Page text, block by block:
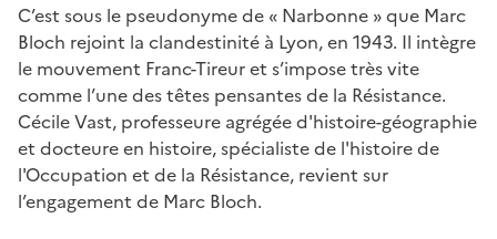
C’est sous le pseudonyme de « Narbonne » que Marc
Bloch rejoint la clandestinité à Lyon, en 1943. Il intègre
le mouvement Franc-Tireur et s’impose très vite
comme l’une des têtes pensantes de la Résistance.
Cécile Vast, professeure agrégée d'histoire-géographie
et docteure en histoire, spécialiste de l'histoire de
l'Occupation et de la Résistance, revient sur
l’engagement de Marc Bloch.